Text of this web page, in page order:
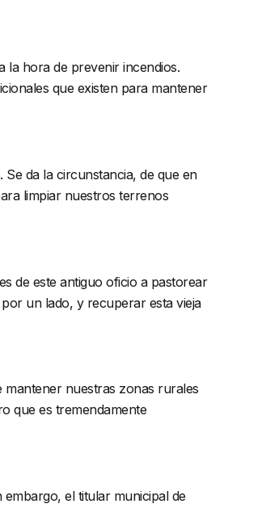
la hora de prevenir incendios.
que existen para mantener
da la circunstancia, de que en
limpiar nuestros terrenos
de este antiguo oficio a pastorear
un lado, y recuperar esta vieja
mantener nuestras zonas rurales
que es tremendamente
el titular municipal de